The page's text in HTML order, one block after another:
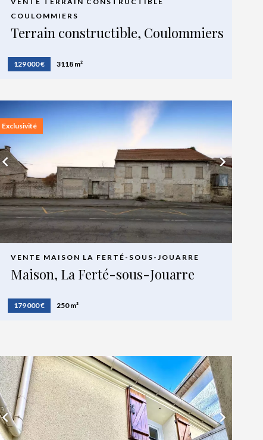
COULOMMIERS
Terrain constructible, Coulommiers
129 000 € 3118 m²
VENTE MAISON LA FERTÉ-SOUS-JOUARRE
Maison, La Ferté-sous-Jouarre
179 000 € 250 m²
Exclusivité